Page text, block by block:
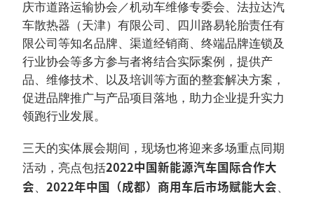
庆市道路运输协会／机动车维修专委会、法拉达汽
车散热器（天津）有限公司、四川路易轮胎责任有
限公司等知名品牌、渠道经销商、终端品牌连锁及
行业协会等多方参与者将结合实际案例，提供产
品、维修技术、以及培训等方面的整套解决方案，
促进品牌推广与产品项目落地，助力企业提升实力
领跑行业发展。
三天的实体展会期间，现场也将迎来多场重点同期
活动，亮点包括2022中国新能源汽车国际合作大
会、 2022年中国（成都）商用车后市场赋能大会、